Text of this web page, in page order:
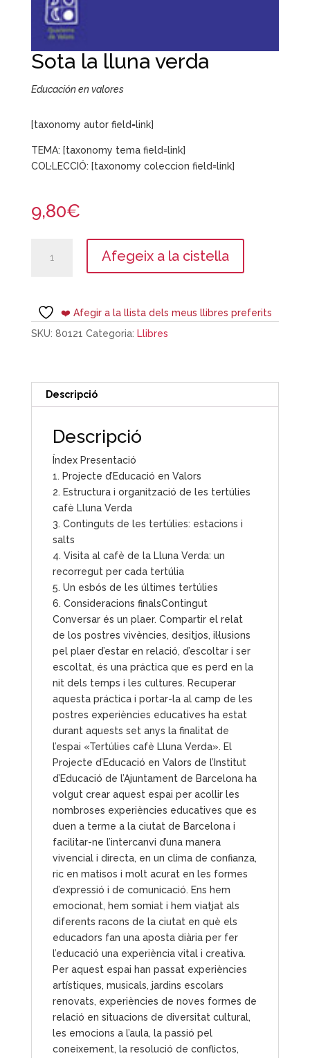
Sota la lluna verda
Educación en valores
[taxonomy autor field=link]
TEMA: [taxonomy tema field=link]
COL·LECCIÓ: [taxonomy coleccion field=link]
9,80€
lluna
verda
Afegeix a la cistella
❤️ Afegir a la llista dels meus llibres preferits
SKU: 80121 Categoria: Llibres
Descripció
Descripció
Índex Presentació
1. Projecte d’Educació en Valors
2. Estructura i organització de les tertúlies
cafè Lluna Verda
3. Continguts de les tertúlies: estacions i
salts
4. Visita al cafè de la Lluna Verda: un
recorregut per cada tertúlia
5. Un esbós de les últimes tertúlies
6. Consideracions finalsContingut
Conversar és un plaer. Compartir el relat
de los postres vivències, desitjos, il·lusions
pel plaer d’estar en relació, d’escoltar i ser
escoltat, és una práctica que es perd en la
nit dels temps i les cultures. Recuperar
aquesta práctica i portar-la al camp de les
postres experiències educatives ha estat
durant aquests set anys la finalitat de
l’espai «Tertúlies cafè Lluna Verda». El
Projecte d’Educació en Valors de l’Institut
d’Educació de l’Ajuntament de Barcelona ha
volgut crear aquest espai per acollir les
nombroses experiències educatives que es
duen a terme a la ciutat de Barcelona i
facilitar-ne l’intercanvi d’una manera
vivencial i directa, en un clima de confianza,
ric en matisos i molt acurat en les formes
d’expressió i de comunicació. Ens hem
emocionat, hem somiat i hem viatjat als
diferents racons de la ciutat en què els
educadors fan una aposta diària per fer
l’educació una experiència vital i creativa.
Per aquest espai han passat experiències
artístiques, musicals, jardins escolars
renovats, experiències de noves formes de
relació en situacions de diversitat cultural,
les emocions a l’aula, la passió pel
coneixement, la resolució de conflictos,